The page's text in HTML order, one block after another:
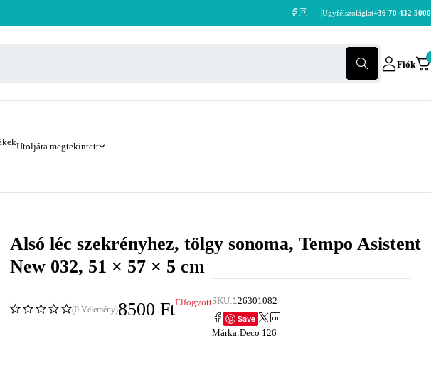
Ügyfélszoláglat+36 70 432 5000
Fiók
Utoljára megtekintett
Alsó léc szekrényhez, tölgy sonoma, Tempo Asistent
New 032, 51 × 57 × 5 cm
(0 Vélemény)8500 FtElfogyottSKU:126301082
Save
Márka:Deco 126